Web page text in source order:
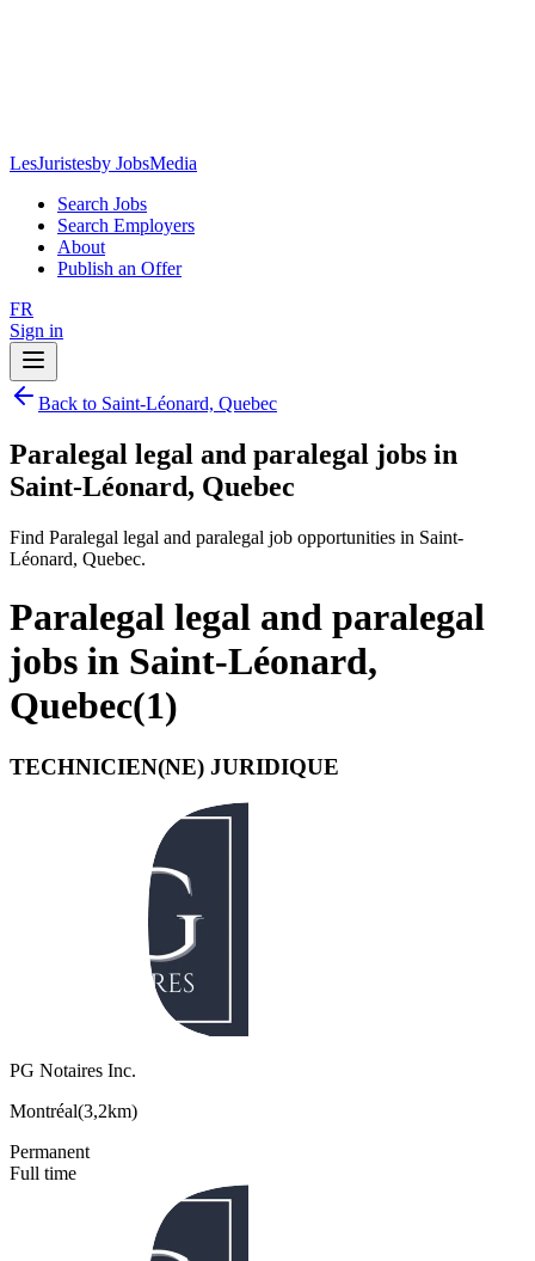
LesJuristesby JobsMedia
Search Jobs
Search Employers
About
Publish an Offer
FR
Sign in
Back to Saint-Léonard, Quebec
Paralegal legal and paralegal jobs in
Saint-Léonard, Quebec
Find Paralegal legal and paralegal job opportunities in Saint-
Léonard, Quebec.
Paralegal legal and paralegal
jobs in Saint-Léonard,
Quebec(1)
TECHNICIEN(NE) JURIDIQUE
PG Notaires Inc.
Montréal(3,2km)
Permanent
Full time